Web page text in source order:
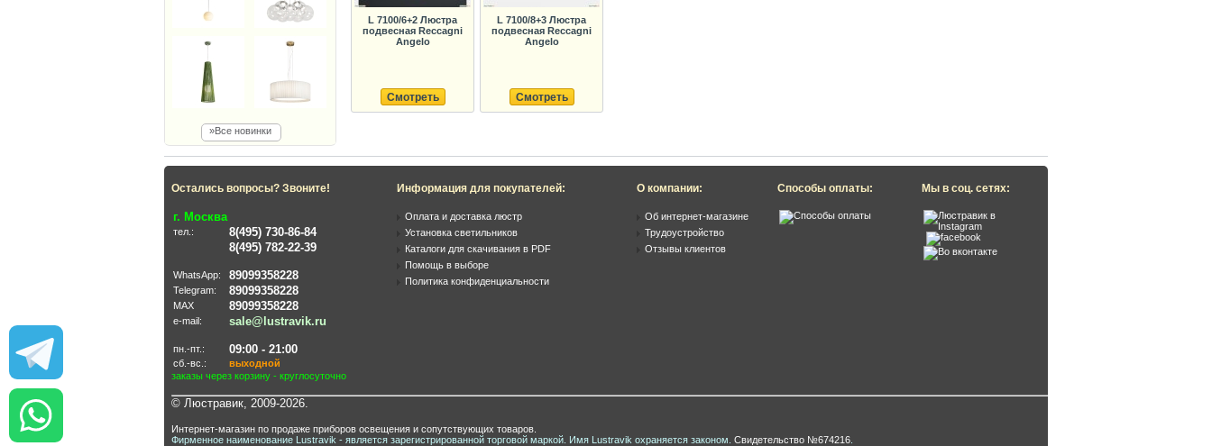
»Все новинки
L 7100/6+2 Люстра
подвесная Reccagni
Angelo
Смотреть
L 7100/8+3 Люстра
подвесная Reccagni
Angelo
Смотреть
Остались вопросы? Звоните!
г. Москва
тел.:
8(495) 730-86-84
8(495) 782-22-39
WhatsApp: 89099358228
Telegram: 89099358228
MAX 89099358228
e-mail: sale@lustravik.ru
пн.-пт.: 09:00 - 21:00
сб.-вс.:
выходной
заказы через корзину - круглосуточно
Информация для покупателей:
Оплата и доставка люстр
Установка светильников
Каталоги для скачивания в PDF
Помощь в выборе
Политика конфиденциальности
О компании:
Об интернет-магазине
Трудоустройство
Отзывы клиентов
Способы оплаты: Мы в соц. сетях:
© Люстравик, 2009-2026.
Интернет-магазин по продаже приборов освещения и сопутствующих товаров.
Фирменное наименование Lustravik - является зарегистрированной торговой маркой. Имя Lustravik охраняется законом. Свидетельство №674216